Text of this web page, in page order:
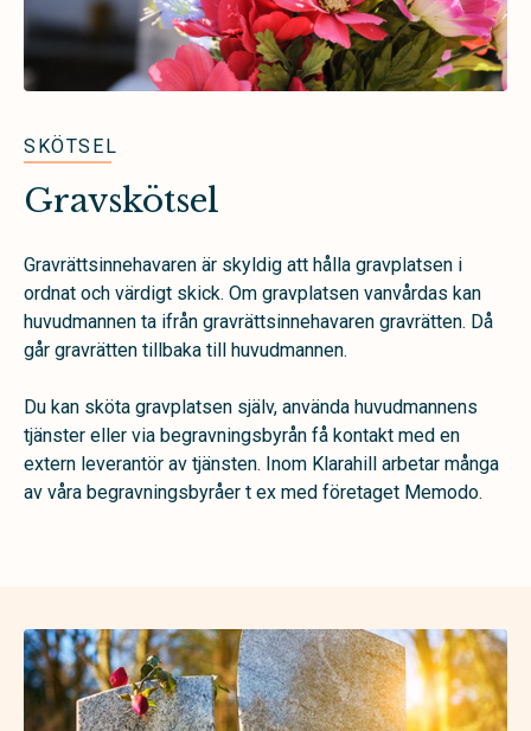
SKÖTSEL
Gravskötsel
Gravrättsinnehavaren är skyldig att hålla gravplatsen i
ordnat och värdigt skick. Om gravplatsen vanvårdas kan
huvudmannen ta ifrån gravrättsinnehavaren gravrätten. Då
går gravrätten tillbaka till huvudmannen.
Du kan sköta gravplatsen själv, använda huvudmannens
tjänster eller via begravningsbyrån få kontakt med en
extern leverantör av tjänsten. Inom Klarahill arbetar många
av våra begravningsbyråer t ex med företaget Memodo.